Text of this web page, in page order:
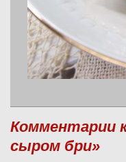
Комментарии
сыром бри»